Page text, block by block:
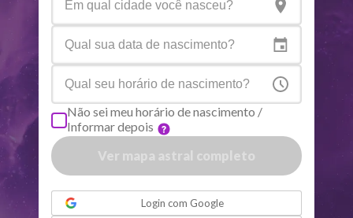
Netuno Ari 4°9
Plutão Aqu 4
Quiron
Lilith Sag 25
Não sei meu horário de nascimento /
Informar depois
Login com Google